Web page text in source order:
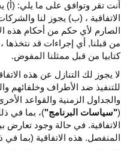
أنت تقر وتوافق على ما يلي:
الاتفاقية ، (ب) يجوز لنا
الصارم لأي حكم من أحكام هذه
من قبلنا, أي إجراءات قد نتخذها
كتابيا من قبل ممثلنا المفوض.
لا يجوز لك التنازل عن هذه
للتنفيذ ضد الأطراف وخلفائهم
والجداول الزمنية والقواعد
("سياسات البرنامج")، بما في
الاتفاقية. في حالة وجود تعارض
المنفصل. هذه الاتفاقية (بما في